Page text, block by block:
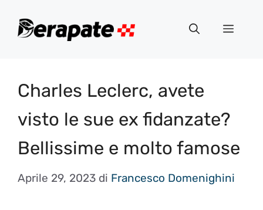
Menu
Charles Leclerc, avete
visto le sue ex fidanzate?
Bellissime e molto famose
Aprile 29, 2023 di Francesco Domenighini